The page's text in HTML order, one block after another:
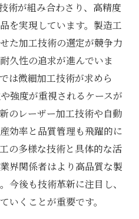
術が組み合わさり、高精度
を実現しています。製造工
た加工技術の選定が競争力
久性の追求が進んでいま
は微細加工技術が求めら
強度が重視されるケースが
のレーザー加工技術や自動
効率と品質管理も飛躍的に
の多様な技術と具体的な活
界関係者はより高品質な製
今後も技術革新に注目し、
いくことが重要です。